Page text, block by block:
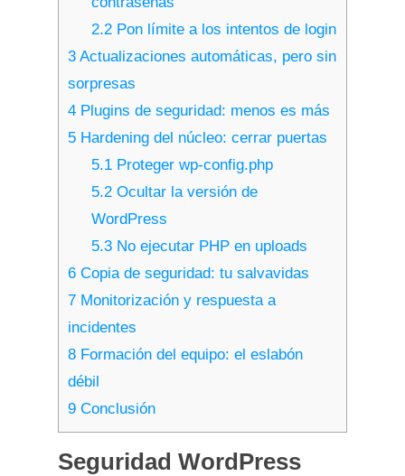
2.2Pon límite a los intentos de login
3 Actualizaciones automáticas, pero sin
sorpresas
4 Plugins de seguridad: menos es más
5 Hardening del núcleo: cerrar puertas
5.1Proteger wp-config.php
5.2Ocultar la versión de
WordPress
5.3No ejecutar PHP en uploads
6 Copia de seguridad: tu salvavidas
7 Monitorización y respuesta a
incidentes
8 Formación del equipo: el eslabón
débil
9 Conclusión
Seguridad WordPress